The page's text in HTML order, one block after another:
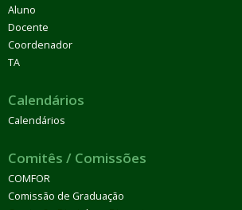
Aluno
Docente
Coordenador
TA
Calendários
Calendários
Comitês / Comissões
COMFOR
Comissão de Graduação